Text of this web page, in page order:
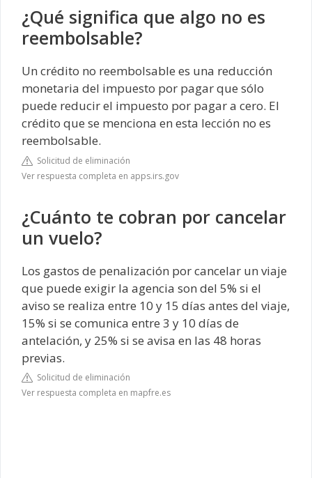
¿Qué significa que algo no es
reembolsable?
Un crédito no reembolsable es una reducción
monetaria del impuesto por pagar que sólo
puede reducir el impuesto por pagar a cero. El
crédito que se menciona en esta lección no es
reembolsable.
Solicitud de eliminación
Ver respuesta completa en apps.irs.gov
¿Cuánto te cobran por cancelar
un vuelo?
Los gastos de penalización por cancelar un viaje
que puede exigir la agencia son del 5% si el
aviso se realiza entre 10 y 15 días antes del viaje,
15% si se comunica entre 3 y 10 días de
antelación, y 25% si se avisa en las 48 horas
previas.
Solicitud de eliminación
Ver respuesta completa en mapfre.es